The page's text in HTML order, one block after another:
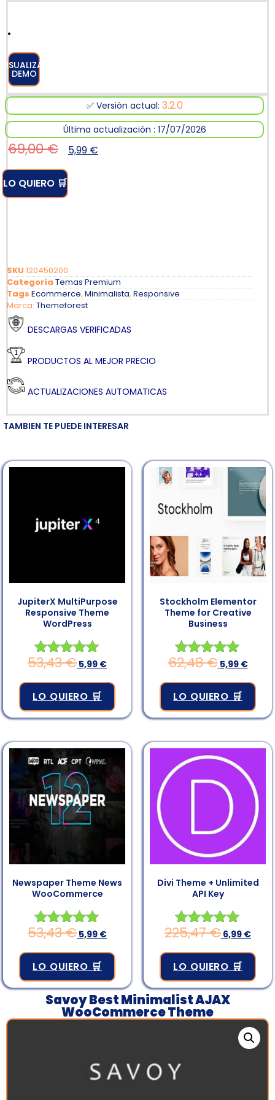
VISUALIZAR
DEMO
✅ Versión actual: 3.2.0
Última actualización : 17/07/2026
69,00€ 5,99 €
LO QUIERO 🛒
SKU 120450200
Categoría Temas Premium
Tags Ecommerce, Minimalista, Responsive
Marca: Themeforest
DESCARGAS VERIFICADAS
PRODUCTOS AL MEJOR PRECIO
ACTUALIZACIONES AUTOMATICAS
TAMBIEN TE PUEDE INTERESAR
JupiterX MultiPurpose
Responsive Theme
WordPress
Valorado en
53,43€ 5,99 €
LO QUIERO 🛒
Stockholm Elementor
Theme for Creative
Business
Valorado en
62,48€ 5,99 €
LO QUIERO 🛒
Newspaper Theme News
WooCommerce
Valorado en
53,43€ 5,99 €
LO QUIERO 🛒
Divi Theme + Unlimited
API Key
Valorado en
225,47€ 6,99 €
LO QUIERO 🛒
Savoy Best Minimalist AJAX
WooCommerce Theme